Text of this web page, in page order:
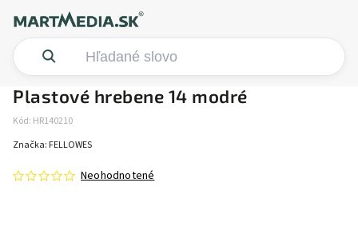
Plastové hrebene 14 modré
Kód: HR140210
Neohodnotené
Značka: FELLOWES